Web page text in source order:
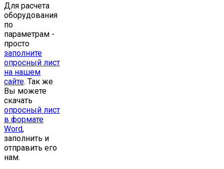
Для расчета
оборудования
по
параметрам -
просто
заполните
опросный лист
на нашем
сайте. Так же
Вы можете
скачать
опросный лист
в формате
Word,
заполнить и
отправить его
нам.